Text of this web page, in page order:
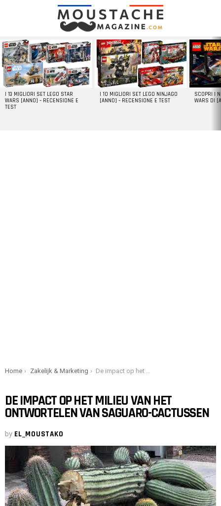
LATEST
STORIES
I 13 MIGLIORI SET LEGO STAR
WARS [ANNO] – RECENSIONE E
TEST
I 10 MIGLIORI SET LEGO NINJAGO
[ANNO] – RECENSIONE E TEST
SCOPRI I
WARS DI
You are here:
Home Zakelijk & Marketing De impact op het milieu van het ontwortelen van saguaro-cactussen
DE IMPACT OP HET MILIEU VAN HET
ONTWORTELEN VAN SAGUARO-CACTUSSEN
by EL_MOUSTAKO